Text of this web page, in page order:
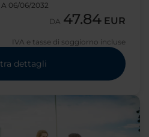
06/06/2032
DA 47.84 EUR
IVA e tasse di soggiorno incluse
dettagli